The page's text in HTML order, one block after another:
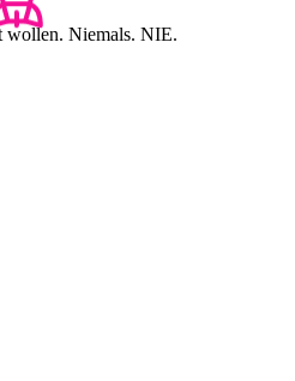
wollen. Niemals. NIE.